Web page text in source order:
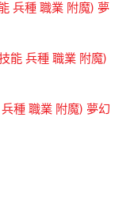
兵種 職業 附魔) 夢
能 兵種 職業 附魔)
種 職業 附魔) 夢幻